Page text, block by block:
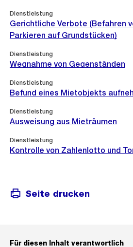
Dienstleistung
Gerichtliche Verbote (Befahren
Parkieren auf Grundstücken)
Dienstleistung
Wegnahme von Gegenständen
Dienstleistung
Befund eines Mietobjekts
Dienstleistung
Ausweisung aus Mieträumen
Dienstleistung
Kontrolle von Zahlenlotto und
Seite drucken
Für diesen Inhalt verantwortlich